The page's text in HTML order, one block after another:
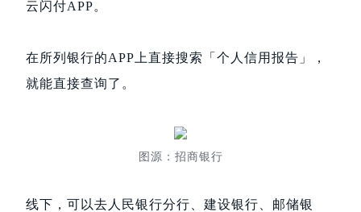
云闪付APP。
在所列银行的APP上直接搜索「个人信用报告」，
就能直接查询了。
图源：招商银行
线下，可以去人民银行分行、建设银行、邮储银